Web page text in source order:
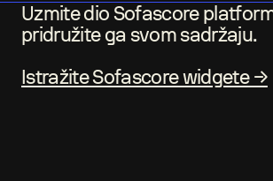
Uzmite dio Sofascore
pridružite ga svom sadržaju.
Istražite Sofascore widgete →